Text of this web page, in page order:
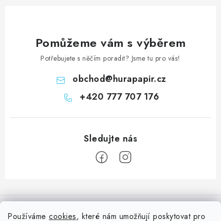
Používáme cookies, které nám umožňují poskytovat pro
Pomůžeme vám s výběrem
Potřebujete s něčím poradit? Jsme tu pro vás!
obchod@hurapapir.cz
+420 777 707 176
á